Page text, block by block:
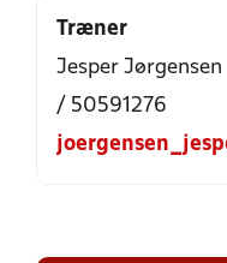
Træner
Jesper Jørgensen
/ 50591276